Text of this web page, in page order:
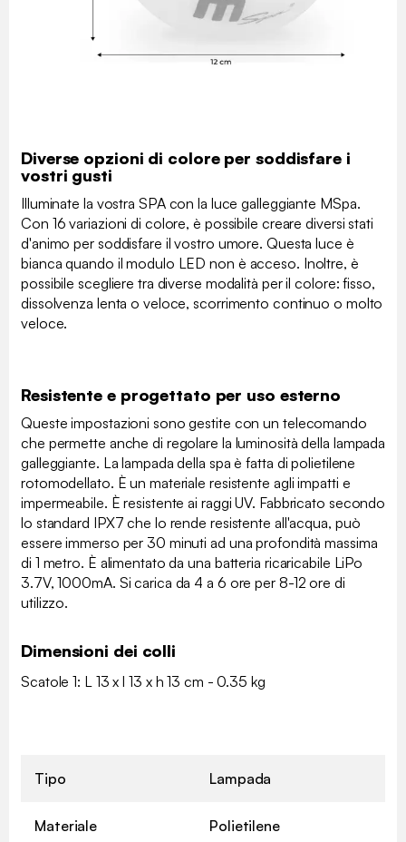
Diverse opzioni di colore per soddisfare i
vostri gusti
Illuminate la vostra SPA con la luce galleggiante MSpa.
Con 16 variazioni di colore, è possibile creare diversi stati
d'animo per soddisfare il vostro umore. Questa luce è
bianca quando il modulo LED non è acceso. Inoltre, è
possibile scegliere tra diverse modalità per il colore: fisso,
dissolvenza lenta o veloce, scorrimento continuo o molto
veloce.
Resistente e progettato per uso esterno
Queste impostazioni sono gestite con un telecomando
che permette anche di regolare la luminosità della lampada
galleggiante. La lampada della spa è fatta di polietilene
rotomodellato. È un materiale resistente agli impatti e
impermeabile. È resistente ai raggi UV. Fabbricato secondo
lo standard IPX7 che lo rende resistente all'acqua, può
essere immerso per 30 minuti ad una profondità massima
di 1 metro. È alimentato da una batteria ricaricabile LiPo
3.7V, 1000mA. Si carica da 4 a 6 ore per 8-12 ore di
utilizzo.
Dimensioni dei colli
Scatole 1: L 13 x l 13 x h 13 cm - 0.35 kg
Tipo Lampada
Materiale Polietilene